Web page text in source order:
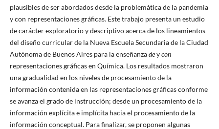
plausibles de ser abordados desde la problemática de la pandemia
y con representaciones gráficas. Este trabajo presenta un estudio
de carácter exploratorio y descriptivo acerca de los lineamientos
del diseño curricular de la Nueva Escuela Secundaria de la Ciudad
Autónoma de Buenos Aires para la enseñanzadeycon
representaciones gráficas en Química. Los resultados mostraron
una gradualidad en los niveles de procesamiento de la
información contenida en las representaciones gráficas conforme
se avanza el grado de instrucción; desde un procesamiento de la
información explícita e implícita hacia el procesamiento de la
información conceptual. Para finalizar, se proponen algunas